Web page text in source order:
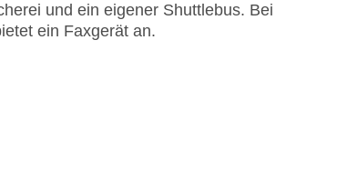
und ein eigener Shuttlebus. Bei
ein Faxgerät an.